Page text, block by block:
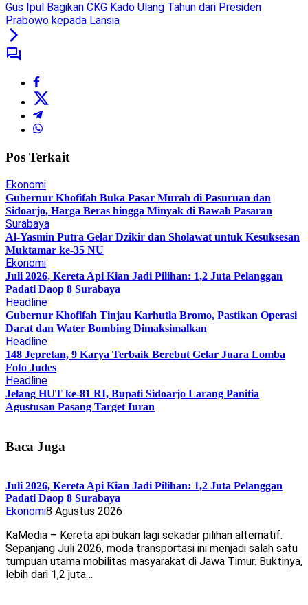
Gus Ipul Bagikan CKG Kado Ulang Tahun dari Presiden
Prabowo kepada Lansia
Pos Terkait
Ekonomi
Gubernur Khofifah Buka Pasar Murah di Pasuruan dan
Sidoarjo, Harga Beras hingga Minyak di Bawah Pasaran
Surabaya
Al-Yasmin Putra Gelar Dzikir dan Sholawat untuk Kesuksesan
Muktamar ke-35 NU
Ekonomi
Juli 2026, Kereta Api Kian Jadi Pilihan: 1,2 Juta Pelanggan
Padati Daop 8 Surabaya
Headline
Gubernur Khofifah Tinjau Karhutla Bromo, Pastikan Operasi
Darat dan Water Bombing Dimaksimalkan
Headline
148 Jepretan, 9 Karya Terbaik Berebut Gelar Juara Lomba
Foto Judes
Headline
Jelang HUT ke-81 RI, Bupati Sidoarjo Larang Panitia
Agustusan Pasang Target Iuran
Baca Juga
Juli 2026, Kereta Api Kian Jadi Pilihan: 1,2 Juta Pelanggan
Padati Daop 8 Surabaya
Ekonomi8 Agustus 2026
KaMedia – Kereta api bukan lagi sekadar pilihan alternatif.
Sepanjang Juli 2026, moda transportasi ini menjadi salah satu
tumpuan utama mobilitas masyarakat di Jawa Timur. Buktinya,
lebih dari 1,2 juta…